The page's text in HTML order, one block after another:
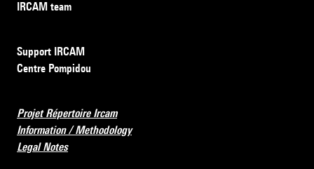
IRCAM team
Support IRCAM
Centre Pompidou
Projet Répertoire Ircam
Information / Methodology
Legal Notes